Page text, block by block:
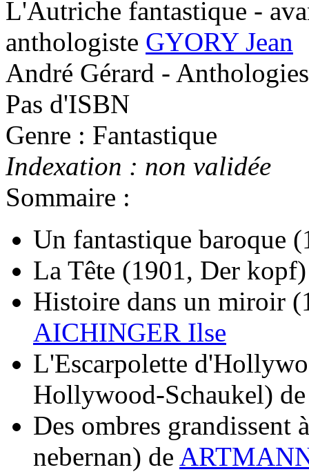
L'Autriche fantastique -
anthologiste GYORY Jean
André Gérard -
Pas d'ISBN
Genre : Fantastique
Indexation : non validée
Sommaire :
Un fantastique baroque
La Tête (1901, Der kopf)
Histoire dans un miroir
AICHINGER Ilse
L'Escarpolette
Hollywood-Schaukel)
Des ombres grandissent
nebernan) de